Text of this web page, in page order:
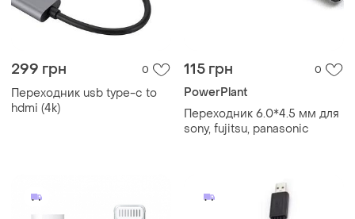
299 грн 0
Переходник usb type-c to
hdmi (4k)
115 грн 0
PowerPlant
Переходник 6.0*4.5 мм для
sony, fujitsu, panasonic